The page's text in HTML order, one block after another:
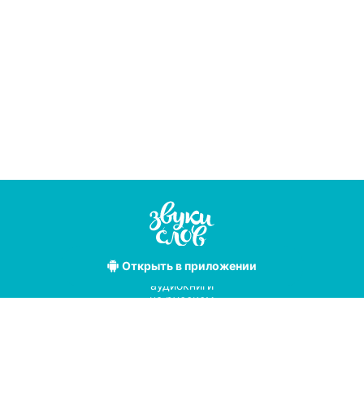
Открытьв приложении
Лучшие
аудиокниги
на русском